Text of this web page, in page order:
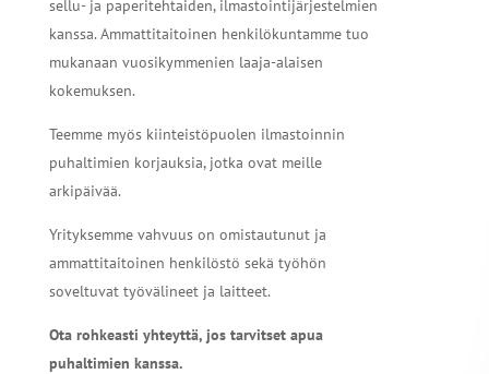
sellu- ja paperitehtaiden, ilmastointijärjestelmien
kanssa. Ammattitaitoinen henkilökuntamme tuo
mukanaan vuosikymmenien laaja-alaisen
kokemuksen.
Teemme myös kiinteistöpuolen ilmastoinnin
puhaltimien korjauksia, jotka ovat meille
arkipäivää.
Yrityksemme vahvuus on omistautunut ja
ammattitaitoinen henkilöstö sekä työhön
soveltuvat työvälineet ja laitteet.
Ota rohkeasti yhteyttä, jos tarvitset apua
puhaltimien kanssa.